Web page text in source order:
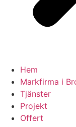
Hem
Markfirma i
Tjänster
Projekt
Offert